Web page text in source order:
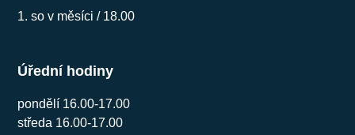
1. so v měsíci / 18.00
Úřední hodiny
pondělí 16.00-17.00
středa 16.00-17.00